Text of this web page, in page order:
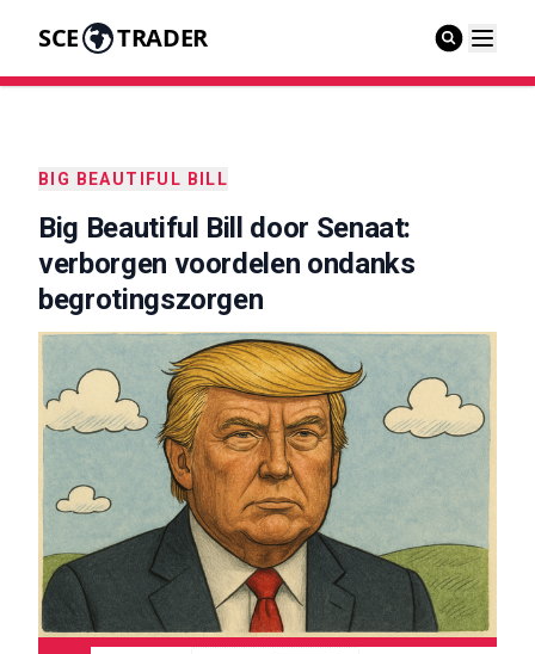
SCE TRADER
BIG BEAUTIFUL BILL
Big Beautiful Bill door Senaat:
verborgen voordelen ondanks
begrotingszorgen